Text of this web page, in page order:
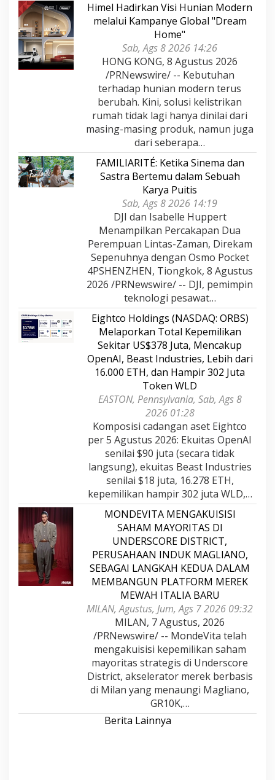
Himel Hadirkan Visi Hunian Modern
melalui Kampanye Global "Dream
Home"
Sab, Ags 8 2026 14:26
HONG KONG, 8 Agustus 2026
/PRNewswire/ -- Kebutuhan
terhadap hunian modern terus
berubah. Kini, solusi kelistrikan
rumah tidak lagi hanya dinilai dari
masing-masing produk, namun juga
dari seberapa…
FAMILIARITÉ: Ketika Sinema dan
Sastra Bertemu dalam Sebuah
Karya Puitis
Sab, Ags 8 2026 14:19
DJI dan Isabelle Huppert
Menampilkan Percakapan Dua
Perempuan Lintas-Zaman, Direkam
Sepenuhnya dengan Osmo Pocket
4PSHENZHEN, Tiongkok, 8 Agustus
2026 /PRNewswire/ -- DJI, pemimpin
teknologi pesawat…
Eightco Holdings (NASDAQ: ORBS)
Melaporkan Total Kepemilikan
Sekitar US$378 Juta, Mencakup
OpenAI, Beast Industries, Lebih dari
16.000 ETH, dan Hampir 302 Juta
Token WLD
EASTON, Pennsylvania, Sab, Ags 8
2026 01:28
Komposisi cadangan aset Eightco
per 5 Agustus 2026: Ekuitas OpenAI
senilai $90 juta (secara tidak
langsung), ekuitas Beast Industries
senilai $18 juta, 16.278 ETH,
kepemilikan hampir 302 juta WLD,…
MONDEVITA MENGAKUISISI
SAHAM MAYORITAS DI
UNDERSCORE DISTRICT,
PERUSAHAAN INDUK MAGLIANO,
SEBAGAI LANGKAH KEDUA DALAM
MEMBANGUN PLATFORM MEREK
MEWAH ITALIA BARU
MILAN, Agustus, Jum, Ags 7 2026 09:32
MILAN, 7 Agustus, 2026
/PRNewswire/ -- MondeVita telah
mengakuisisi kepemilikan saham
mayoritas strategis di Underscore
District, akselerator merek berbasis
di Milan yang menaungi Magliano,
GR10K,…
Berita Lainnya